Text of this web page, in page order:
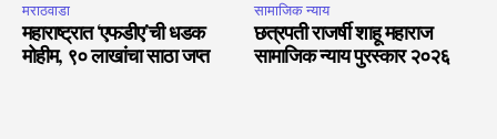
मराठवाडा
महाराष्ट्रात ‘एफडीए’ची धडक
मोहीम, ९० लाखांचा साठा जप्त
सामाजिक न्याय
छत्रपती राजर्षी शाहू महाराज
सामाजिक न्याय पुरस्कार २०२६